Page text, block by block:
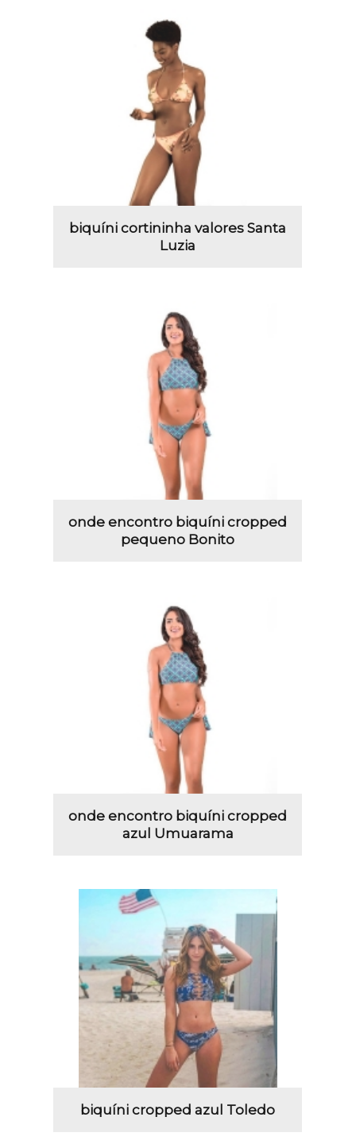
biquíni cortininha valores Santa
Luzia
onde encontro biquíni cropped
pequeno Bonito
onde encontro biquíni cropped
azul Umuarama
biquíni cropped azul Toledo